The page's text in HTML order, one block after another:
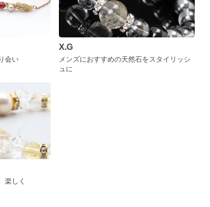
会い
X.G
メンズにおすすめの天然石をスタイリッシ
ュに
楽しく